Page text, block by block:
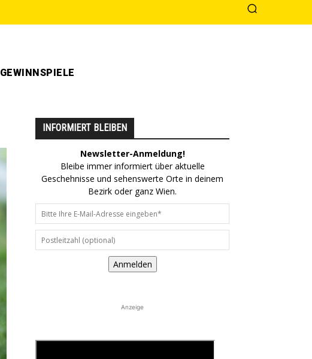
GEWINNSPIELE
INFORMIERT BLEIBEN
Newsletter-Anmeldung!
Bleibe immer informiert über aktuelle
Geschehnisse und sehenswerte Orte in deinem
Bezirk oder ganz Wien.
Anmelden
Anzeige